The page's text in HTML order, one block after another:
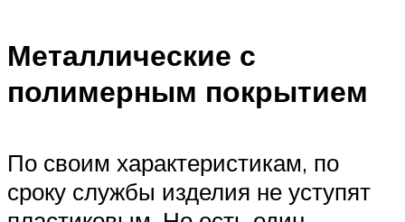
Металлические с
полимерным покрытием
По своим характеристикам, по
сроку службы изделия не уступят